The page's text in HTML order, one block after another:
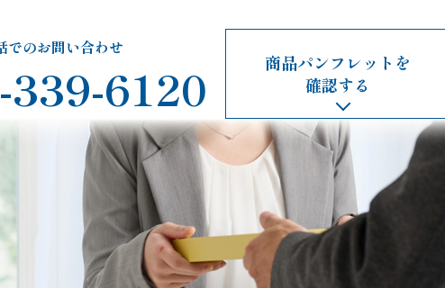
でのお問い合わせ
339-6120
商品パンフレットを
確認する